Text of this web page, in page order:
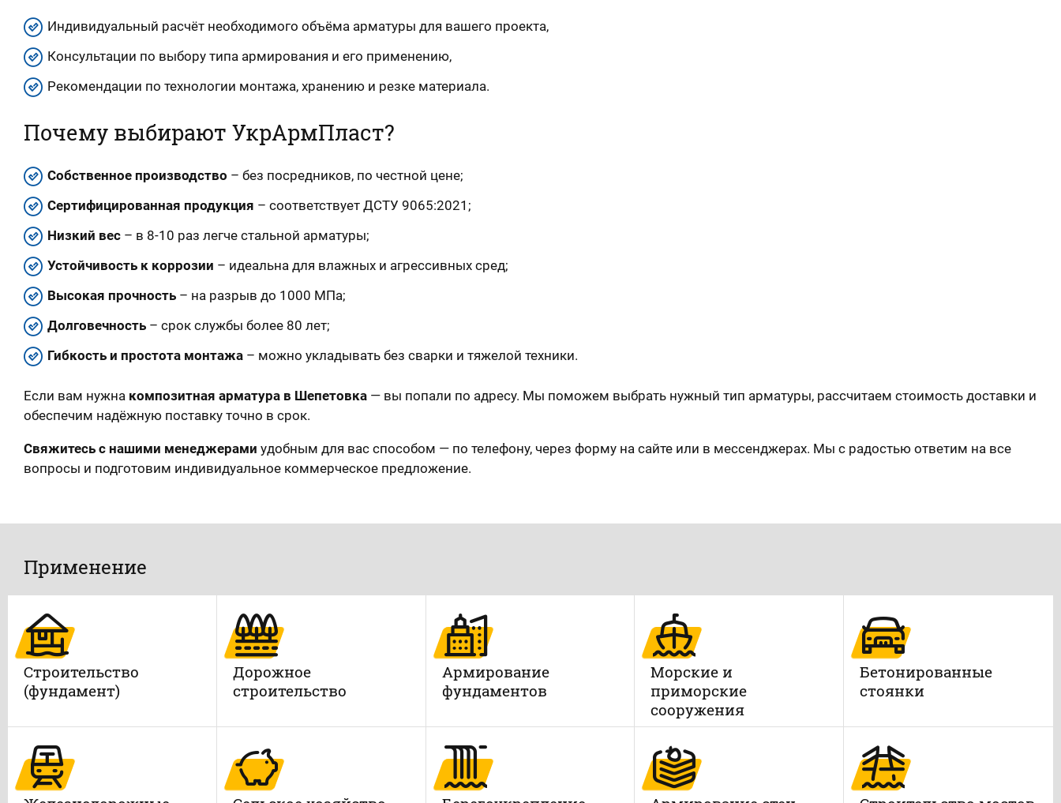
Индивидуальный расчёт необходимого объёма арматуры для вашего проекта,
Консультации по выбору типа армирования и его применению,
Рекомендации по технологии монтажа, хранению и резке материала.
Почему выбирают УкрАрмПласт?
Собственное производство – без посредников, по честной цене;
Сертифицированная продукция – соответствует ДСТУ 9065:2021;
Низкий вес – в 8-10 раз легче стальной арматуры;
Устойчивость к коррозии – идеальна для влажных и агрессивных сред;
Высокая прочность – на разрыв до 1000 МПа;
Долговечность – срок службы более 80 лет;
Гибкость и простота монтажа – можно укладывать без сварки и тяжелой техники.
Если вам нужна композитная арматура в Шепетовка — вы попали по адресу. Мы поможем выбрать нужный тип арматуры, рассчитаем стоимость доставки и
обеспечим надёжную поставку точно в срок.
Свяжитесь с нашими менеджерами удобным для вас способом — по телефону, через форму на сайте или в мессенджерах. Мы с радостью ответим на все
вопросы и подготовим индивидуальное коммерческое предложение.
Применение
Строительство
(фундамент)
Дорожное
строительство
Армирование
фундаментов
Морские и
приморские
сооружения
Бетонированные
стоянки